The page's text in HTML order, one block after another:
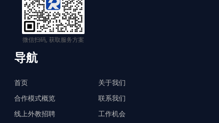
微信扫码, 获取服务方案
导航
首页
合作模式概览
线上外教招聘
关于我们
联系我们
工作机会